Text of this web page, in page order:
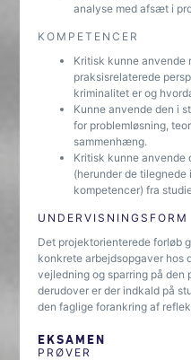
analyse med afsæt i
KOMPETENCER
Kritisk kunne anvende
praksisrelaterede
kriminalitet er og
Kunne anvende den i
for problemløsning,
sammenhæng.
Kritisk kunne anvende
(herunder de
kompetencer) fra
UNDERVISNINGSFORM
Det projektorienterede forløb
konkrete arbejdsopgaver hos
vejledning og sparring på
derudover er der indkald på
den faglige forankring af
EKSAMEN
PRØVER